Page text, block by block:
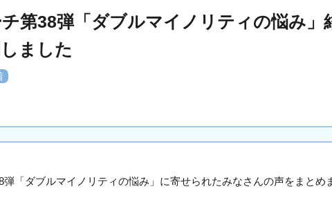
第38弾「ダブルマイノリティの悩み」
ました
弾「ダブルマイノリティの悩み」に寄せられたみなさんの声をまとめ